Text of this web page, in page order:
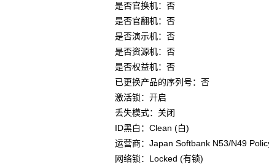
是否官换机：否
是否官翻机：否
是否演示机：否
是否资源机：否
是否权益机：否
已更换产品的序列号：否
激活锁：开启
丢失模式：关闭
ID黑白：Clean (白)
运营商：Japan Softbank N53/N49
网络锁：Locked (有锁)